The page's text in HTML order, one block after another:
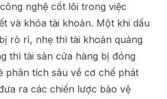
nghệ cốt lõi trong việc
và khóa tài khoản. Một khi dấu
rò rỉ, nhẹ thì tài khoản quảng
thì tài sản cửa hàng bị đóng
phân tích sâu về cơ chế phát
ra các chiến lược bảo vệ